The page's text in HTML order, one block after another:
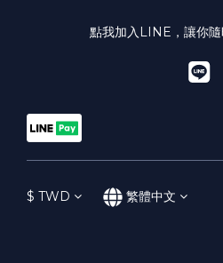
點我加入LINE，讓你
$ TWD 繁體中文